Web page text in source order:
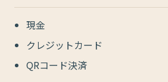
現金
クレジットカード
QRコード決済